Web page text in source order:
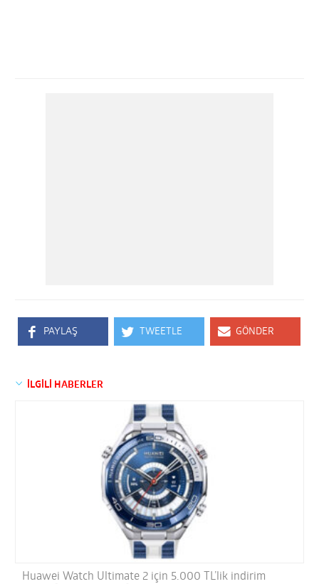
PAYLAŞ TWEETLE GÖNDER
İLGİLİ HABERLER
Huawei Watch Ultimate 2 için 5.000 TL’lik indirim